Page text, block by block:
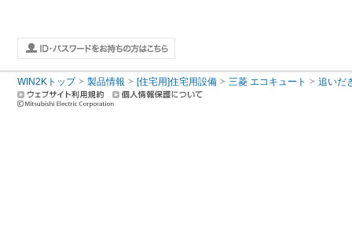
WIN2Kトップ 製品情報 [住宅用]住宅用設備 三菱 エコキュート 追いだ